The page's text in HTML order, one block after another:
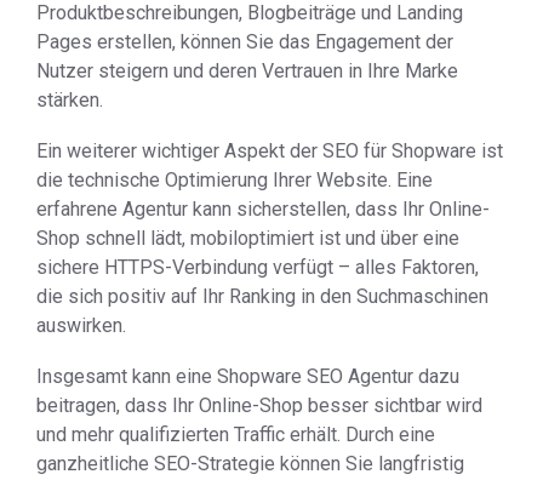
Produktbeschreibungen, Blogbeiträge und Landing
Pages erstellen, können Sie das Engagement der
Nutzer steigern und deren Vertrauen in Ihre Marke
stärken.
Ein weiterer wichtiger Aspekt der SEO für Shopware ist
die technische Optimierung Ihrer Website. Eine
erfahrene Agentur kann sicherstellen, dass Ihr Online-
Shop schnell lädt, mobiloptimiert ist und über eine
sichere HTTPS-Verbindung verfügt – alles Faktoren,
die sich positiv auf Ihr Ranking in den Suchmaschinen
auswirken.
Insgesamt kann eine Shopware SEO Agentur dazu
beitragen, dass Ihr Online-Shop besser sichtbar wird
und mehr qualifizierten Traffic erhält. Durch eine
ganzheitliche SEO-Strategie können Sie langfristig